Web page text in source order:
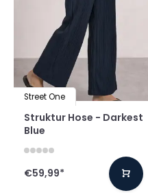
Street One
Struktur Hose - Darkest
Blue
€59,99*